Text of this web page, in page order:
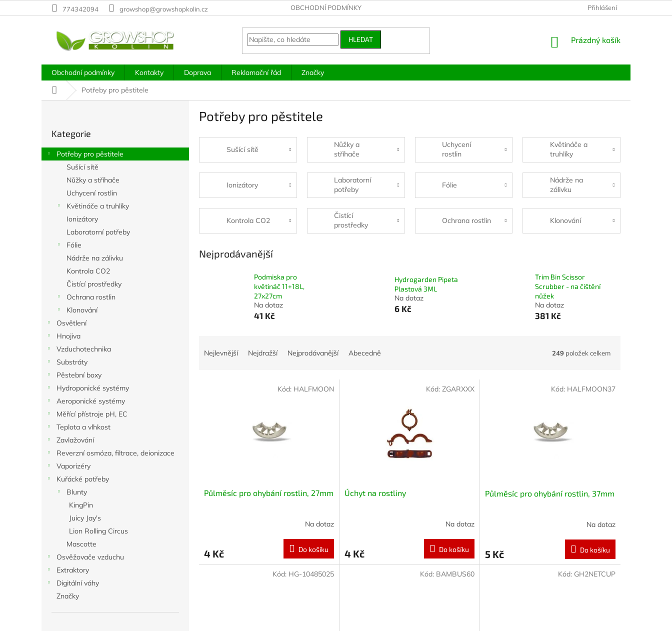
na
774342094 growshop@growshopkolin.cz OBCHODNÍ PODMÍNKY Přihlášení
HLEDAT
NÁKUPNÍ
Prázdný košík
Obchodní podmínky Kontakty Doprava Reklamační řád
Značky
Domů
Potřeby pro pěstitele
r
a
kategorie
Kategorie
Potřeby pro pěstitele
Sušící sítě
Nůžky a stříhače
Uchycení rostlin
Květináče a truhlíky
Ionizátory
Laboratorní potřeby
Fólie
Nádrže na zálivku
Kontrola CO2
Čistící prostředky
Ochrana rostlin
Klonování
Osvětlení
Hnojiva
Vzduchotechnika
Substráty
Pěstební boxy
Hydroponické systémy
Aeroponické systémy
Měřící přístroje pH, EC
Teplota a vlhkost
Zavlažování
Reverzní osmóza, filtrace, deionizace
Vaporizéry
Kuřácké potřeby
Blunty
KingPin
Juicy Jay's
Lion Rolling Circus
Mascotte
Osvěžovače vzduchu
Extraktory
Digitální váhy
Značky
Potřeby pro pěstitele
Sušící sítě
Nůžky a
stříhače
Uchycení
rostlin
Květináče a
truhlíky
Ionizátory
Laboratorní
potřeby
Fólie
Nádrže na
zálivku
Kontrola CO2
Čistící
prostředky
Ochrana rostlin Klonování
Nejprodávanější
Podmiska pro
květináč 11+18L,
27x27cm
Na dotaz
41 Kč
Hydrogarden Pipeta
Plastová 3ML
Na dotaz
6 Kč
Trim Bin Scissor
Scrubber - na čištění
nůžek
Na dotaz
381 Kč
Nejlevnější Nejdražší Nejprodávanější Abecedně 249 položek celkem
Půlměsíc pro ohybání rostlin, 27mm
Na dotaz
4 Kč Do košíku
Kód: HALFMOON
Úchyt na rostliny
Na dotaz
4 Kč Do košíku
Kód: ZGARXXX
Půlměsíc pro ohybání rostlin, 37mm
Na dotaz
5 Kč Do košíku
Kód: HALFMOON37
Kód: HG-10485025 Kód: BAMBUS60 Kód: GH2NETCUP